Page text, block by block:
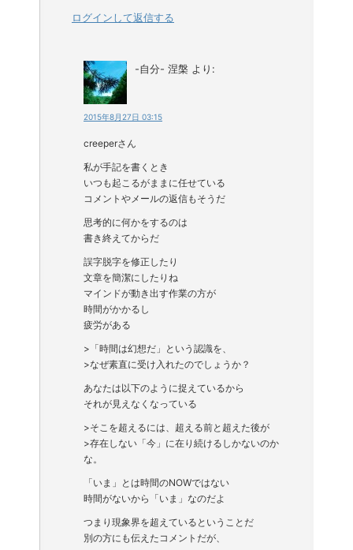
ログインして返信する
-自分- 涅槃 より:
2015年8月27日 03:15
creeperさん
私が手記を書くとき
いつも起こるがままに任せている
コメントやメールの返信もそうだ
思考的に何かをするのは
書き終えてからだ
誤字脱字を修正したり
文章を簡潔にしたりね
マインドが動き出す作業の方が
時間がかかるし
疲労がある
>「時間は幻想だ」という認識を、
>なぜ素直に受け入れたのでしょうか？
あなたは以下のように捉えているから
それが見えなくなっている
>そこを超えるには、超える前と超えた後が
>存在しない「今」に在り続けるしかないのか
な。
「いま」とは時間のNOWではない
時間がないから「いま」なのだよ
つまり現象界を超えているということだ
別の方にも伝えたコメントだが、